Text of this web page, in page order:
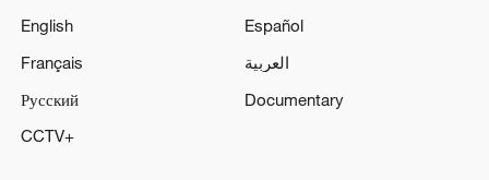
English
Español
Français
العربية
Русский
Documentary
CCTV+